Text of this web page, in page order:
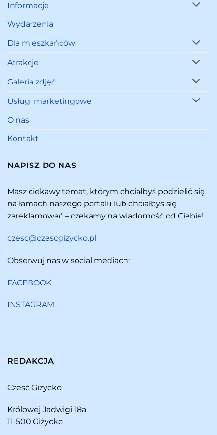
Informacje
Wydarzenia
Dla mieszkańców
Atrakcje
Galeria zdjęć
Usługi marketingowe
O nas
Kontakt
NAPISZ DO NAS
Masz ciekawy temat, którym chciałbyś podzielić się
na łamach naszego portalu lub chciałbyś się
zareklamować – czekamy na wiadomość od Ciebie!
czesc@czescgizycko.pl
Obserwuj nas w social mediach:
FACEBOOK
INSTAGRAM
REDAKCJA
Cześć Giżycko
Królowej Jadwigi 18a
11-500 Giżycko